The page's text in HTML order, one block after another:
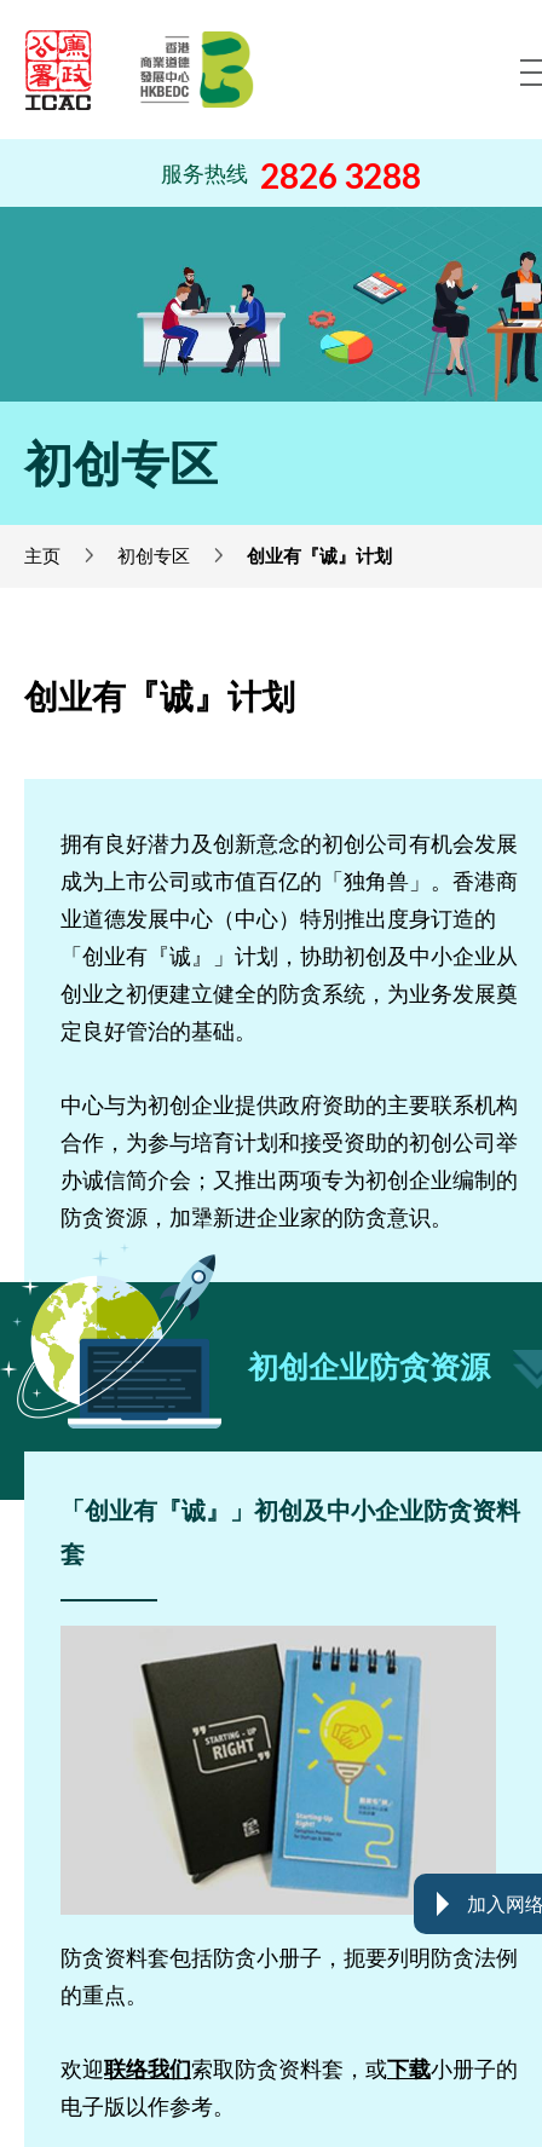
跳到内容（按回车键）
服务热线 2826 3288
初创专区
主页 初创专区 创业有『诚』计划
加入网
创业有『诚』计划
拥有良好潜力及创新意念的初创公司有机会发展
成为上市公司或市值百亿的「独角兽」。香港商
业道德发展中心（中心）特別推出度身订造的
「创业有『诚』」计划，协助初创及中小企业从
创业之初便建立健全的防贪系统，为业务发展奠
定良好管治的基础。
中心与为初创企业提供政府资助的主要联系机构
合作，为参与培育计划和接受资助的初创公司举
办诚信简介会；又推出两项专为初创企业编制的
防贪资源，加犟新进企业家的防贪意识。
初创企业防贪资源
「创业有『诚』」初创及中小企业防贪资料
套
防贪资料套包括防贪小册子，扼要列明防贪法例
的重点。
欢迎联络我们索取防贪资料套，或下载小册子的
电子版以作参考。